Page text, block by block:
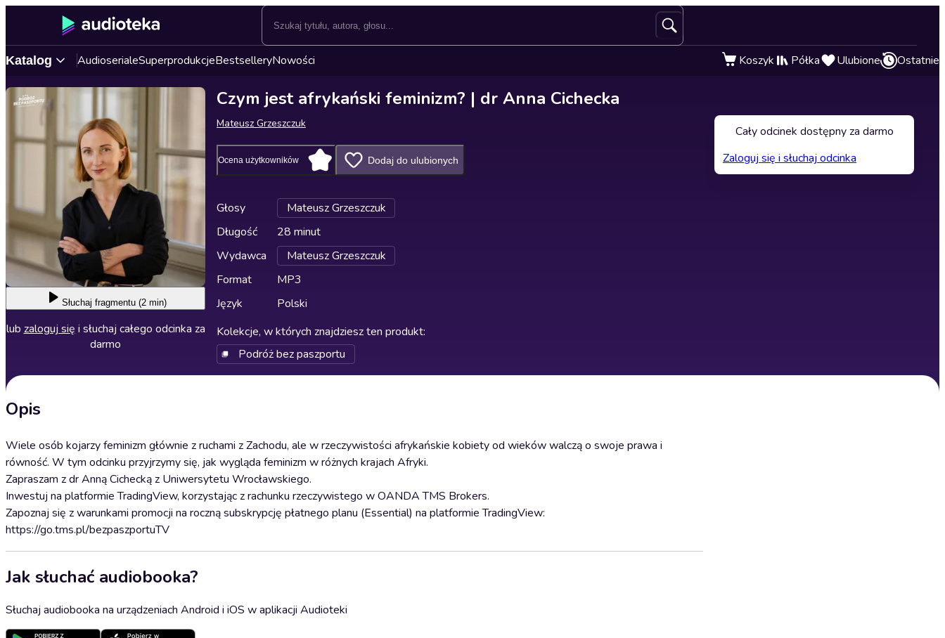
Katalog AudioserialeSuperprodukcjeBestselleryNowości Koszyk Półka Ulubione Ostatnie
Słuchaj fragmentu (2 min)
lub zaloguj się i słuchaj całego odcinka za
darmo
Czym jest afrykański feminizm? | dr Anna Cichecka
Mateusz Grzeszczuk
Ocena użytkowników Dodaj do ulubionych
Głosy
Mateusz Grzeszczuk
Długość
28 minut
Wydawca
Mateusz Grzeszczuk
Format
MP3
Język
Polski
Kolekcje, w których znajdziesz ten produkt:
Podróż bez paszportu
Opis
Wiele osób kojarzy feminizm głównie z ruchami z Zachodu, ale w rzeczywistości afrykańskie kobiety od wieków walczą o swoje prawa i
równość. W tym odcinku przyjrzymy się, jak wygląda feminizm w różnych krajach Afryki.
Zapraszam z dr Anną Cichecką z Uniwersytetu Wrocławskiego.
Inwestuj na platformie TradingView, korzystając z rachunku rzeczywistego w OANDA TMS Brokers.
Zapoznaj się z warunkami promocji na roczną subskrypcję płatnego planu (Essential) na platformie TradingView:
https://go.tms.pl/bezpaszportuTV
Jak słuchać audiobooka?
Słuchaj audiobooka na urządzeniach Android i iOS w aplikacji Audioteki
Cały odcinek dostępny za darmo
Zaloguj się i słuchaj odcinka